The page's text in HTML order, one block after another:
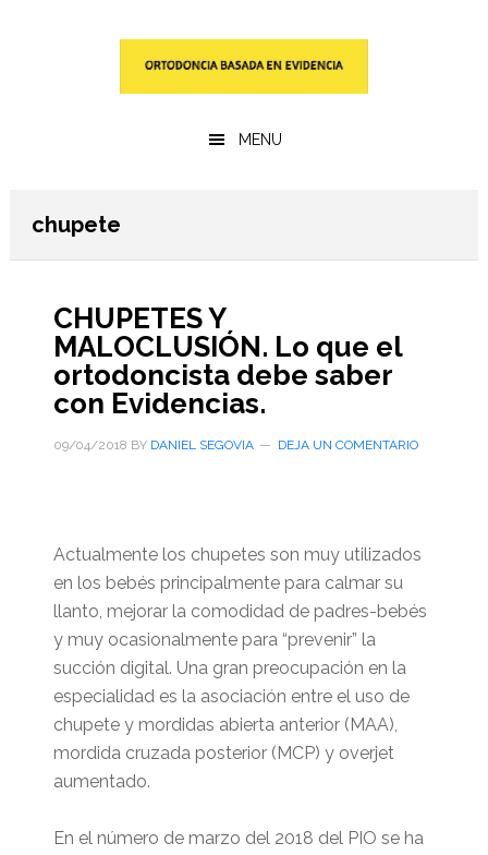
MENU
chupete
CHUPETES Y
MALOCLUSIÓN. Lo que el
ortodoncista debe saber
con Evidencias.
09/04/2018 BY DANIEL SEGOVIA DEJA UN COMENTARIO
Actualmente los chupetes son muy utilizados
en los bebés principalmente para calmar su
llanto, mejorar la comodidad de padres-bebés
y muy ocasionalmente para “prevenir” la
succión digital. Una gran preocupación en la
especialidad es la asociación entre el uso de
chupete y mordidas abierta anterior (MAA),
mordida cruzada posterior (MCP) y overjet
aumentado.
En el número de marzo del 2018 del PIO se ha